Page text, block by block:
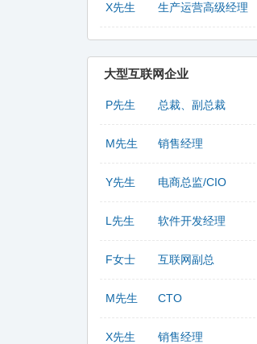
X先生 生产运营高级经理
大型互联网企业
P先生 总裁、副总裁
M先生 销售经理
Y先生 电商总监/CIO
L先生 软件开发经理
F女士 互联网副总
M先生 CTO
X先生 销售经理